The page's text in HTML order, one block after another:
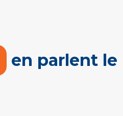
en parlent le